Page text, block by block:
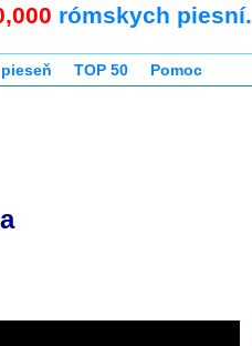
rómskych piesní.
TOP 50 Pomoc